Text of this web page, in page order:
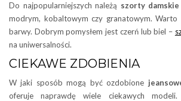
Do najpopularniejszych należą szorty damskie
modrym, kobaltowym czy granatowym. Warto
barwy. Dobrym pomysłem jest czerń lub biel –
na uniwersalności.
CIEKAWE ZDOBIENIA
W jaki sposób mogą być ozdobione
oferuje naprawdę wiele ciekawych modeli.